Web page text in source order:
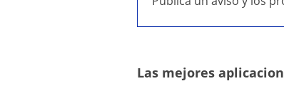
Las mejores